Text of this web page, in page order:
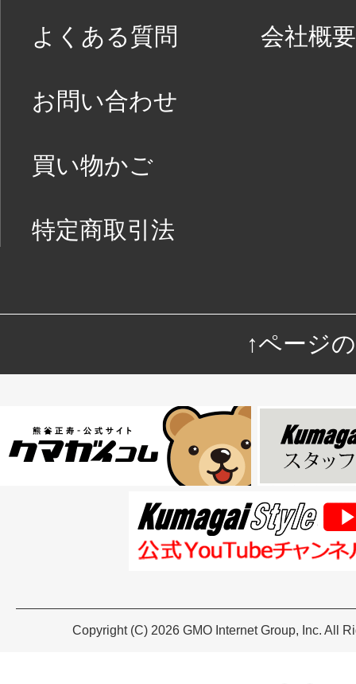
よくある質問
お問い合わせ
買い物かご
特定商取引法
会社概要
↑ページ
Copyright (C) 2026 GMO Internet Group, Inc. All